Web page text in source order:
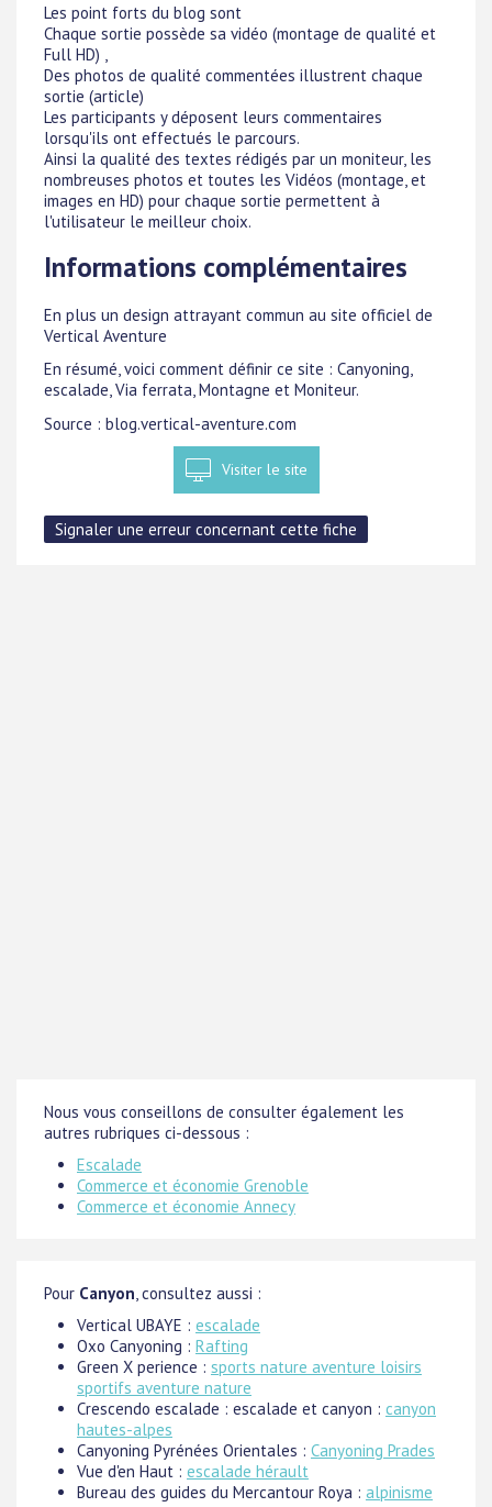
Les point forts du blog sont
Chaque sortie possède sa vidéo (montage de qualité et
Full HD) ,
Des photos de qualité commentées illustrent chaque
sortie (article)
Les participants y déposent leurs commentaires
lorsqu'ils ont effectués le parcours.
Ainsi la qualité des textes rédigés par un moniteur, les
nombreuses photos et toutes les Vidéos (montage, et
images en HD) pour chaque sortie permettent à
l'utilisateur le meilleur choix.
Informations complémentaires
En plus un design attrayant commun au site officiel de
Vertical Aventure
En résumé, voici comment définir ce site : Canyoning,
escalade, Via ferrata, Montagne et Moniteur.
Source : blog.vertical-aventure.com
Visiter le site
Nous vous conseillons de consulter également les
autres rubriques ci-dessous :
Escalade
Commerce et économie Grenoble
Commerce et économie Annecy
Pour Canyon , consultez aussi :
Vertical UBAYE : escalade
Oxo Canyoning : Rafting
Green X perience : sports nature aventure loisirs
sportifs aventure nature
Crescendo escalade : escalade et canyon : canyon
hautes-alpes
Canyoning Pyrénées Orientales : Canyoning Prades
Vue d'en Haut : escalade hérault
Bureau des guides du Mercantour Roya : alpinisme